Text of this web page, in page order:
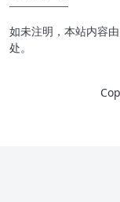
如未注明，本站内容
处。